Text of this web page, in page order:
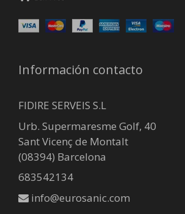
Información contacto
FIDIRE SERVEIS S.L
Urb. Supermaresme Golf, 40
Sant Vicenç de Montalt
(08394) Barcelona
683542134
info@eurosanic.com